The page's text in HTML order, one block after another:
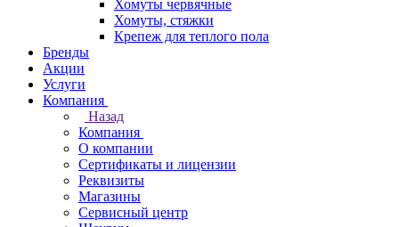
Хомуты червячные
Хомуты, стяжки
Крепеж для теплого пола
Бренды
Акции
Услуги
Компания
Назад
Компания
О компании
Сертификаты и лицензии
Реквизиты
Магазины
Сервисный центр